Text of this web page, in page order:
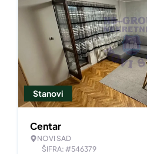
Stanovi
Centar
NOVI SAD
ŠIFRA: #546379